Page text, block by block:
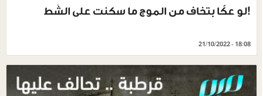
!لو عكّا بتخاف من الموج ما سكنت على الشّط
21/10/2022 - 18:08